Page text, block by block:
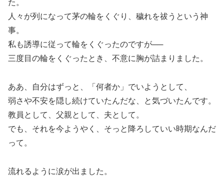
た。
人々が列になって茅の輪をくぐり、穢れを祓うという神
事。
私も誘導に従って輪をくぐったのですが──
三度目の輪をくぐったとき、不意に胸が詰まりました。
ああ、自分はずっと、「何者か」でいようとして、
弱さや不安を隠し続けていたんだな、と気づいたんです。
教員として、父親として、夫として。
でも、それを今ようやく、そっと降ろしていい時期なんだ
って。
流れるように涙が出ました。